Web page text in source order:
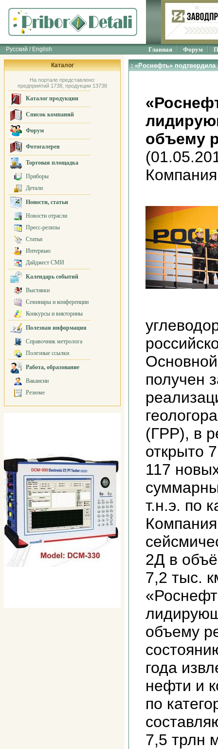
Русский / English Главная Форум
Каталог
На портале представлено:
предприятий 1738, продукции 13738
Каталог продукции
Список компаний
Форум
Фотогалерея
Торговая площадка
Приборы
Детали
Новости, статьи
Новости отрасли
Пресс-релизы
Статьи
Интервью
Дайджест СМИ
Календарь событий
Выставки
Семинары и конференции
Конкурсы и викторины
Полезная информация
Справочник метролога
Полезные ссылки
Работа, образование
Вакансии
Резюме
: «Роснефть»
объему
получен
(ГРР), в
открыто
117
т.н.э. по
2Д в
7,2 тыс.
объему
года
нефти и
по
7,5 трлн